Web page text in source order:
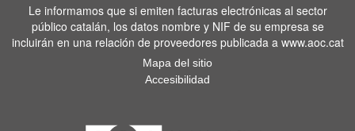
Le informamos que si emiten facturas electrónicas al sector
público catalán, los datos nombre y NIF de su empresa se
incluirán en una relación de proveedores publicada a www.aoc.cat
Mapa del sitio
Accesibilidad